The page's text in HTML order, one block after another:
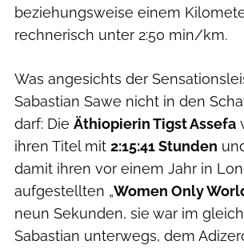
beziehungsweise einem
rechnerisch unter 2:50 min/km.
Was angesichts der
Sabastian Sawe nicht in den
darf: Die Äthiopierin Tigst Assefa
ihren Titel mit 2:15:41 Stunden
damit ihren vor einem Jahr in
aufgestellten „Women Only
neun Sekunden, sie war im
Sabastian unterwegs, dem